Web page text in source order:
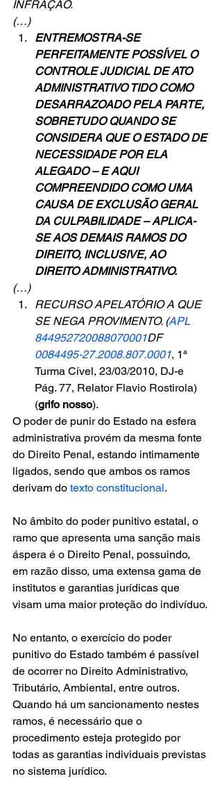
INFRAÇÃO.
(…)
ENTREMOSTRA-SE
PERFEITAMENTE POSSÍVEL O
CONTROLE JUDICIAL DE ATO
ADMINISTRATIVO TIDO COMO
DESARRAZOADO PELA PARTE,
SOBRETUDO QUANDO SE
CONSIDERA QUE O ESTADO DE
NECESSIDADE POR ELA
ALEGADO – E AQUI
COMPREENDIDO COMO UMA
CAUSA DE EXCLUSÃO GERAL
DA CULPABILIDADE – APLICA-
SE AOS DEMAIS RAMOS DO
DIREITO, INCLUSIVE, AO
DIREITO ADMINISTRATIVO.
(…)
RECURSO APELATÓRIO A QUE
SE NEGA PROVIMENTO. (APL
844952720088070001DF
0084495-27.2008.807.0001, 1ª
Turma Cível, 23/03/2010, DJ-e
Pág. 77, Relator Flavio Rostirola)
(grifo nosso).
O poder de punir do Estado na esfera
administrativa provém da mesma fonte
do Direito Penal, estando intimamente
ligados, sendo que ambos os ramos
derivam do texto constitucional.
No âmbito do poder punitivo estatal, o
ramo que apresenta uma sanção mais
áspera é o Direito Penal, possuindo,
em razão disso, uma extensa gama de
institutos e garantias jurídicas que
visam uma maior proteção do indivíduo.
No entanto, o exercício do poder
punitivo do Estado também é passível
de ocorrer no Direito Administrativo,
Tributário, Ambiental, entre outros.
Quando há um sancionamento nestes
ramos, é necessário que o
procedimento esteja protegido por
todas as garantias individuais previstas
no sistema jurídico.